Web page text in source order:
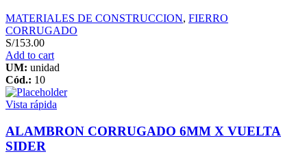
MATERIALES DE CONSTRUCCION, FIERRO
CORRUGADO
S/153.00
Add to cart
UM: unidad
Cód.: 10
Vista rápida
ALAMBRON CORRUGADO 6MM X VUELTA
SIDER